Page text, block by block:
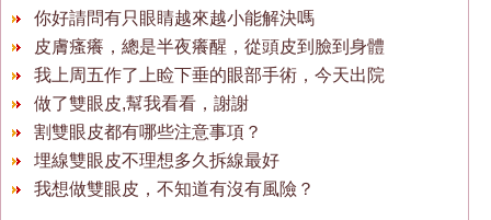
你好請問有只眼睛越來越小能解決嗎
皮膚瘙癢，總是半夜癢醒，從頭皮到臉到身體
我上周五作了上睑下垂的眼部手術，今天出院
做了雙眼皮,幫我看看，謝謝
割雙眼皮都有哪些注意事項？
埋線雙眼皮不理想多久拆線最好
我想做雙眼皮，不知道有沒有風險？